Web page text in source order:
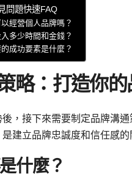
問題快速FAQ
經營個人品牌嗎？
多少時間和金錢？
成功要素是什麼？
略：打造你
，接下來需要制定品牌溝
建立品牌忠誠度和信任感的
什麼？